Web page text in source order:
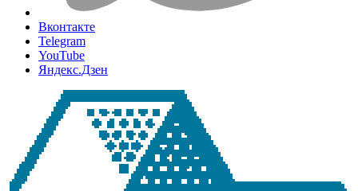
Вконтакте
Telegram
YouTube
Яндекс.Дзен